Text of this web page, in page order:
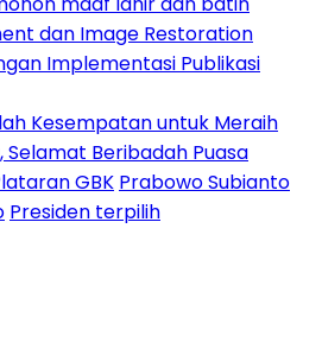
dan Image Restoration
Implementasi Publikasi
Kesempatan untuk Meraih
Beribadah Puasa
GBK Prabowo Subianto
Presiden terpilih